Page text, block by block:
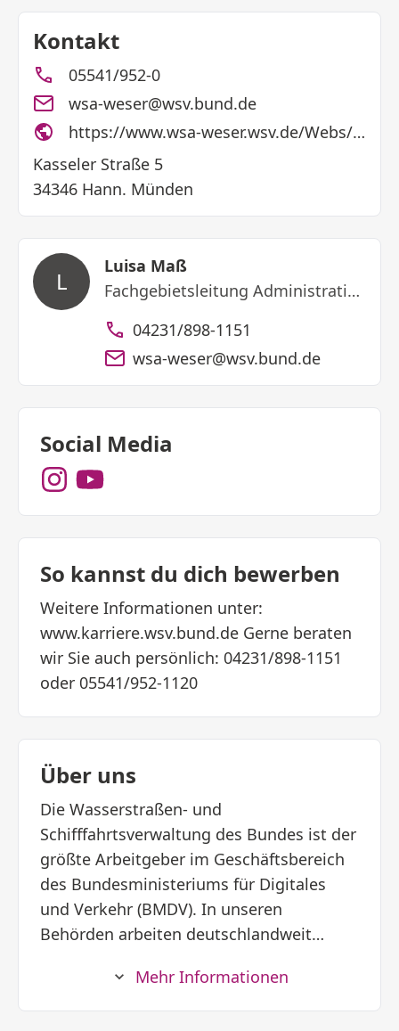
Kontakt
05541/952-0
wsa-weser@wsv.bund.de
https://www.wsa-weser.wsv.de/Webs/WSA/Weser/DE/03_WSA_Weser/04_karriere_neu/karriere-node.html
Kasseler Straße 5
34346 Hann. Münden
L
Luisa Maß
Fachgebietsleitung Administration - Personal -
04231/898-1151
wsa-weser@wsv.bund.de
Social Media
So kannst du dich bewerben
Weitere Informationen unter:
www.karriere.wsv.bund.de Gerne beraten
wir Sie auch persönlich: 04231/898-1151
oder 05541/952-1120
Über uns
Die Wasserstraßen- und
Schifffahrtsverwaltung des Bundes ist der
größte Arbeitgeber im Geschäftsbereich
des Bundesministeriums für Digitales
und Verkehr (BMDV). In unseren
Behörden arbeiten deutschlandweit
Wasserstraßen. Wir verknüpfen
Verkehrsmanagement, Ökologie und
Mehr Informationen